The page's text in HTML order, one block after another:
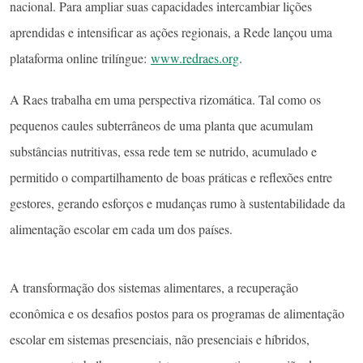
nacional. Para ampliar suas capacidades intercambiar lições
aprendidas e intensificar as ações regionais, a Rede lançou uma
plataforma online trilíngue: www.redraes.org.
A Raes trabalha em uma perspectiva rizomática. Tal como os
pequenos caules subterrâneos de uma planta que acumulam
substâncias nutritivas, essa rede tem se nutrido, acumulado e
permitido o compartilhamento de boas práticas e reflexões entre
gestores, gerando esforços e mudanças rumo à sustentabilidade da
alimentação escolar em cada um dos países.
A transformação dos sistemas alimentares, a recuperação
econômica e os desafios postos para os programas de alimentação
escolar em sistemas presenciais, não presenciais e híbridos,